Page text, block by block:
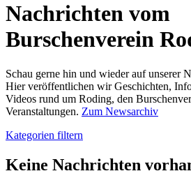
Nachrichten vom
Burschenverein
Schau gerne hin und wieder auf unserer
Hier veröffentlichen wir Geschichten,
Videos rund um Roding, den
Veranstaltungen. Zum Newsarchiv
Kategorien filtern
Keine Nachrichten